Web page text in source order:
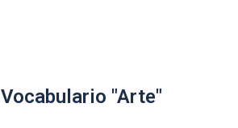
Vocabulario "Arte"